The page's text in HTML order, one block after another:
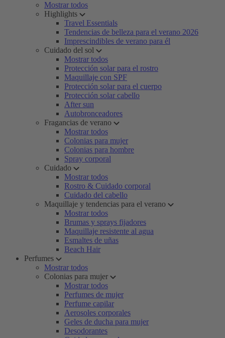
Mostrar todos
Highlights
Travel Essentials
Tendencias de belleza para el verano 2026
Imprescindibles de verano para él
Cuidado del sol
Mostrar todos
Protección solar para el rostro
Maquillaje con SPF
Protección solar para el cuerpo
Protección solar cabello
After sun
Autobronceadores
Fragancias de verano
Mostrar todos
Colonias para mujer
Colonias para hombre
Spray corporal
Cuidado
Mostrar todos
Rostro & Cuidado corporal
Cuidado del cabello
Maquillaje y tendencias para el verano
Mostrar todos
Brumas y sprays fijadores
Maquillaje resistente al agua
Esmaltes de uñas
Beach Hair
Perfumes
Mostrar todos
Colonias para mujer
Mostrar todos
Perfumes de mujer
Perfume capilar
Aerosoles corporales
Geles de ducha para mujer
Desodorantes